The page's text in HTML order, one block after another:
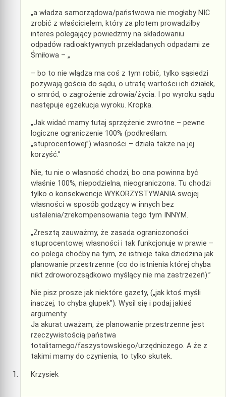
„a władza samorządowa/państwowa nie mogłaby NIC
zrobić z właścicielem, który za płotem prowadziłby
interes polegający powiedzmy na składowaniu
odpadów radioaktywnych przekładanych odpadami ze
Śmiłowa – „
– bo to nie włądza ma coś z tym robić, tylko sąsiedzi
pozywają gościa do sądu, o utratę wartości ich działek,
o smród, o zagrożenie zdrowia/życia. I po wyroku sądu
następuje egzekucja wyroku. Kropka.
„Jak widać mamy tutaj sprzężenie zwrotne – pewne
logiczne ograniczenie 100% (podkreślam:
„stuprocentowej”) własności – działa także na jej
korzyść.”
Nie, tu nie o własność chodzi, bo ona powinna być
właśnie 100%, niepodzielna, nieograniczona. Tu chodzi
tylko o konsekwencje WYKORZYSTYWANIA swojej
własności w sposób godzący w innych bez
ustalenia/zrekompensowania tego tym INNYM.
„Zresztą zauważmy, że zasada ograniczoności
stuprocentowej własności i tak funkcjonuje w prawie –
co polega choćby na tym, że istnieje taka dziedzina jak
planowanie przestrzenne (co do istnienia której chyba
nikt zdroworozsądkowo myślący nie ma zastrzeżeń).”
Nie pisz prosze jak niektóre gazety, („jak ktoś myśli
inaczej, to chyba głupek”). Wysil się i podaj jakieś
argumenty.
Ja akurat uważam, że planowanie przestrzenne jest
rzeczywistością państwa
totalitarnego/faszystowskiego/urzędniczego. A że z
takimi mamy do czynienia, to tylko skutek.
Krzysiek